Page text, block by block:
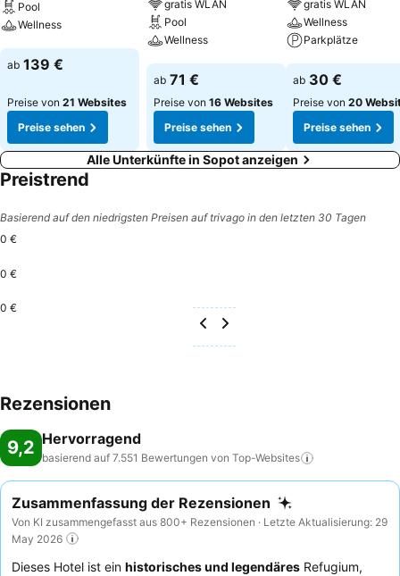
Pool
Wellness
Preise sehen
ab 139 €
Preise von 21 Websites
Preise sehen
gratis WLAN
Pool
Wellness
Preise sehen
ab 71 €
Preise von 16 Websites
Preise sehen
gratis WLAN
Wellness
Parkplätze
Preise sehen
ab 30 €
Preise von 20
Preise sehen
Alle Unterkünfte in Sopot anzeigen
Preistrend
Basierend auf den niedrigsten Preisen auf trivago in den letzten 30 Tagen
0 €
0 €
0 €
Rezensionen
9,2 Hervorragend
basierend auf 7.551 Bewertungen von Top-Websites
Zusammenfassung der Rezensionen
Von KI zusammengefasst aus 800+ Rezensionen · Letzte Aktualisierung: 29
May 2026
Dieses Hotel ist ein historisches und legendäres Refugium,